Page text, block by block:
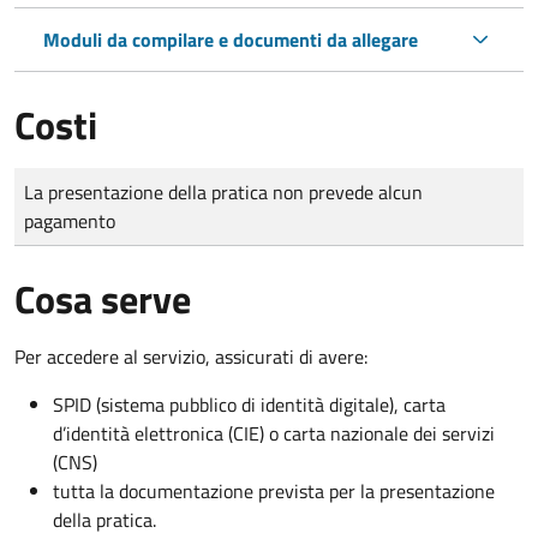
Moduli da compilare e documenti da allegare
Costi
Tipo di pagamento
Importo
La presentazione della pratica non prevede alcun
pagamento
Cosa serve
Per accedere al servizio, assicurati di avere:
SPID (sistema pubblico di identità digitale), carta
d’identità elettronica (CIE) o carta nazionale dei servizi
(CNS)
tutta la documentazione prevista per la presentazione
della pratica.